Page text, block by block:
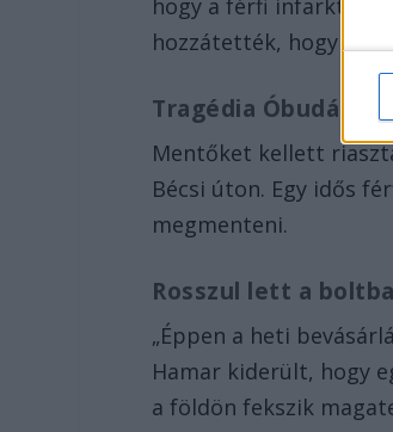
hogy a férfi infarktust
hozzátették, hogy
Tragédia Óbudán
Mentőket kellett
Bécsi úton. Egy idős
megmenteni.
Rosszul lett a
„Éppen a heti
Hamar kiderült, hogy
a földön fekszik